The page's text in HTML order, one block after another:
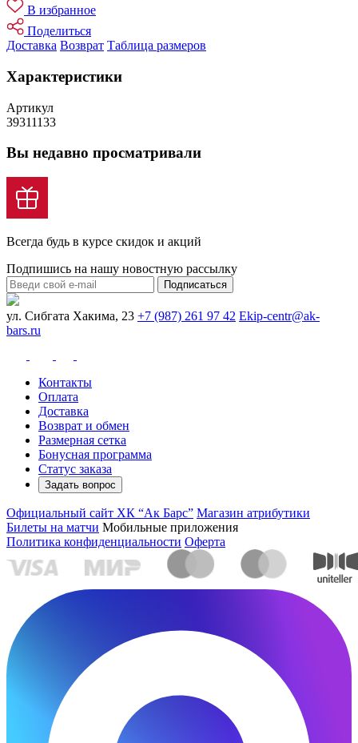
В избранное
Поделиться
Доставка Возврат Таблица размеров
Характеристики
Артикул
39311133
Вы недавно просматривали
Всегда будь в курсе скидок и акций
Подпишись на нашу новостную рассылку
Подписаться
ул. Сибгата Хакима, 23 +7 (987) 261 97 42 Ekip-centr@ak-
bars.ru
Контакты
Оплата
Доставка
Возврат и обмен
Размерная сетка
Бонусная программа
Статус заказа
Задать вопрос
Официальный сайт ХК “Ак Барс” Магазин атрибутики
Билеты на матчи Мобильные приложения
Политика конфиденциальности Оферта